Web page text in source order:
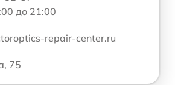
до 21:00
repair-center.ru
75